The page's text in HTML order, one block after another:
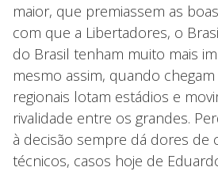
maior, que premiassem as
com que a Libertadores, o
do Brasil tenham muito mais
mesmo assim, quando chegam
regionais lotam estádios e
rivalidade entre os grandes.
à decisão sempre dá dores de
técnicos, casos hoje de